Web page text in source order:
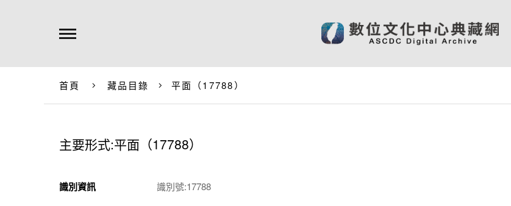
首頁 藏品目錄 平面（17788）
主要形式:平面（17788）
識別資訊 識別號:17788